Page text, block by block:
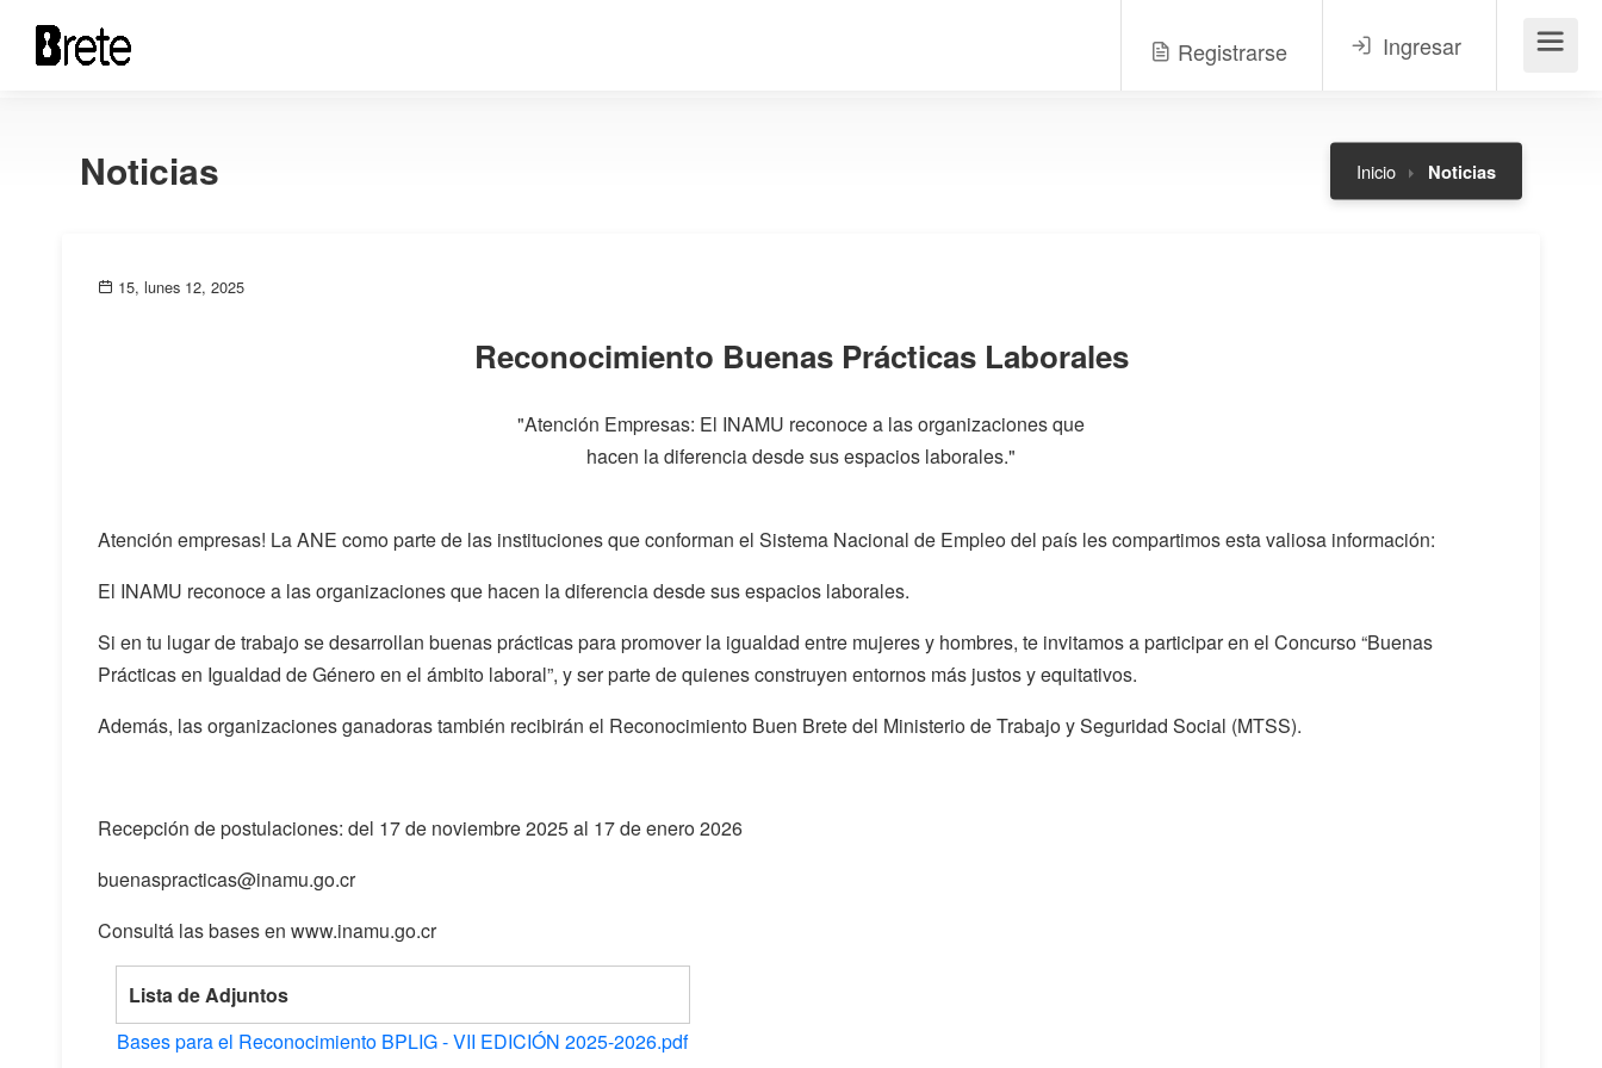
Registrarse Ingresar Menú
Noticias Inicio Noticias
15, lunes 12, 2025
Reconocimiento Buenas Prácticas Laborales
"Atención Empresas: El INAMU reconoce a las organizaciones que
hacen la diferencia desde sus espacios laborales."
Atención empresas! La ANE como parte de las instituciones que conforman el Sistema Nacional de Empleo del país les compartimos esta valiosa información:
El INAMU reconoce a las organizaciones que hacen la diferencia desde sus espacios laborales.
Si en tu lugar de trabajo se desarrollan buenas prácticas para promover la igualdad entre mujeres y hombres, te invitamos a participar en el Concurso “Buenas
Prácticas en Igualdad de Género en el ámbito laboral”, y ser parte de quienes construyen entornos más justos y equitativos.
Además, las organizaciones ganadoras también recibirán el Reconocimiento Buen Brete del Ministerio de Trabajo y Seguridad Social (MTSS).
Recepción de postulaciones: del 17 de noviembre 2025 al 17 de enero 2026
buenaspracticas@inamu.go.cr
Consultá las bases en www.inamu.go.cr
Lista de Adjuntos
Bases para el Reconocimiento BPLIG - VII EDICIÓN 2025-2026.pdf